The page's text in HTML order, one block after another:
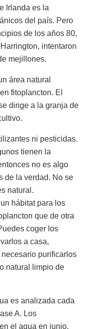
Irlanda es la
del país. Pero
de los años 80,
intentaron
mejillones.
área natural
fitoplancton. El
dirige a la granja de
ni pesticidas.
tienen la
no es algo
de la verdad. No se
natural.
hábitat para los
que de otra
coger los
a casa,
purificarlos
natural limpio de
es analizada cada
A. Los
el agua en junio.